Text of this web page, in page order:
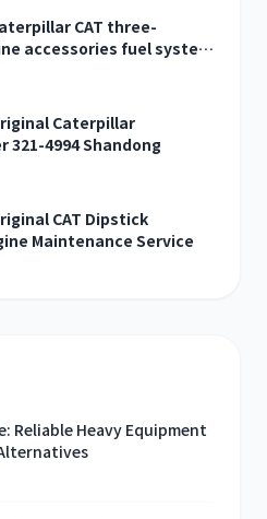
CAT three-
accessories fuel system
Caterpillar
321-4994 Shandong
CAT Dipstick
Maintenance Service
Reliable Heavy Equipment